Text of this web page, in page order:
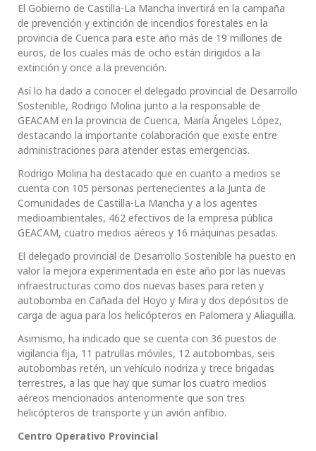
El Gobierno de Castilla-La Mancha invertirá en la campaña
de prevención y extinción de incendios forestales en la
provincia de Cuenca para este año más de 19 millones de
euros, de los cuales más de ocho están dirigidos a la
extinción y once a la prevención.
Así lo ha dado a conocer el delegado provincial de Desarrollo
Sostenible, Rodrigo Molina junto a la responsable de
GEACAM en la provincia de Cuenca, María Ángeles López,
destacando la importante colaboración que existe entre
administraciones para atender estas emergencias.
Rodrigo Molina ha destacado que en cuanto a medios se
cuenta con 105 personas pertenecientes a la Junta de
Comunidades de Castilla-La Mancha y a los agentes
medioambientales, 462 efectivos de la empresa pública
GEACAM, cuatro medios aéreos y 16 máquinas pesadas.
El delegado provincial de Desarrollo Sostenible ha puesto en
valor la mejora experimentada en este año por las nuevas
infraestructuras como dos nuevas bases para reten y
autobomba en Cañada del Hoyo y Mira y dos depósitos de
carga de agua para los helicópteros en Palomera y Aliaguilla.
Asimismo, ha indicado que se cuenta con 36 puestos de
vigilancia fija, 11 patrullas móviles, 12 autobombas, seis
autobombas retén, un vehículo nodriza y trece brigadas
terrestres, a las que hay que sumar los cuatro medios
aéreos mencionados anteriormente que son tres
helicópteros de transporte y un avión anfibio.
Centro Operativo Provincial